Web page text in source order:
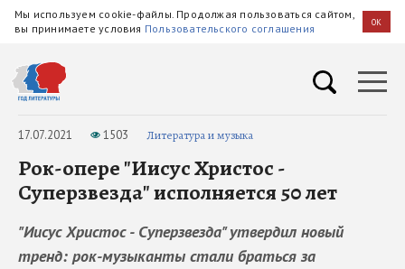
Мы используем cookie-файлы. Продолжая пользоваться сайтом,
вы принимаете условия Пользовательского соглашения OK
17.07.2021 1503 Литература и музыка
Рок-опере "Иисус Христос -
Суперзвезда" исполняется 50 лет
"Иисус Христос - Суперзвезда" утвердил новый
тренд: рок-музыканты стали браться за